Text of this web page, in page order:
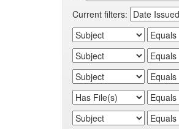
Current filters: